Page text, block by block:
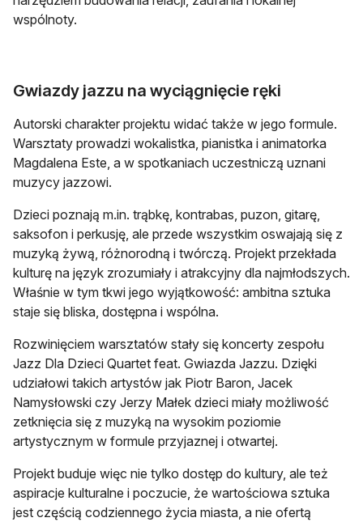
wspólnoty.
Gwiazdy jazzu na wyciągnięcie ręki
Autorski charakter projektu widać także w jego formule.
Warsztaty prowadzi wokalistka, pianistka i animatorka
Magdalena Este, a w spotkaniach uczestniczą uznani
muzycy jazzowi.
Dzieci poznają m.in. trąbkę, kontrabas, puzon, gitarę,
saksofon i perkusję, ale przede wszystkim oswajają się z
muzyką żywą, różnorodną i twórczą. Projekt przekłada
kulturę na język zrozumiały i atrakcyjny dla najmłodszych.
Właśnie w tym tkwi jego wyjątkowość: ambitna sztuka
staje się bliska, dostępna i wspólna.
Rozwinięciem warsztatów stały się koncerty zespołu
Jazz Dla Dzieci Quartet feat. Gwiazda Jazzu. Dzięki
udziałowi takich artystów jak Piotr Baron, Jacek
Namysłowski czy Jerzy Małek dzieci miały możliwość
zetknięcia się z muzyką na wysokim poziomie
artystycznym w formule przyjaznej i otwartej.
Projekt buduje więc nie tylko dostęp do kultury, ale też
aspiracje kulturalne i poczucie, że wartościowa sztuka
jest częścią codziennego życia miasta, a nie ofertą